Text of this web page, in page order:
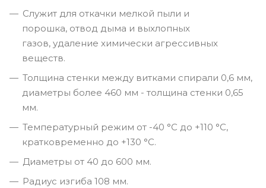
Служит для откачки мелкой пыли и
порошка, отвод дыма и выхлопных
газов, удаление химически агрессивных
веществ.
Толщина стенки между витками спирали 0,6 мм,
диаметры более 460 мм - толщина стенки 0,65
мм.
Температурный режим от -40 °С до +110 °С,
кратковременно до +130 °С.
Диаметры от 40 до 600 мм.
Радиус изгиба 108 мм.